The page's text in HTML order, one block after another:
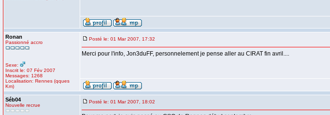
Ronan
Passionné accro
Sexe:
Inscrit le: 07 Fév 2007
Messages: 1268
Localisation: Rennes (qques
Km)
Posté le: 01 Mar 2007, 17:32
Merci pour l'info, Jon3duFF, personnelement je pense aller au CIRAT fin avril....
Séb04
Nouvelle recrue
Posté le: 01 Mar 2007, 18:02